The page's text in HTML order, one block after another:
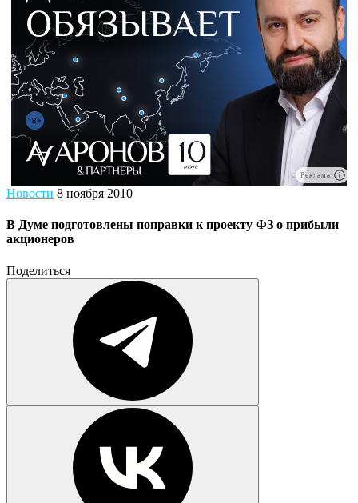
Реклама
Новости 8 ноября 2010
В Думе подготовлены поправки к проекту ФЗ о прибыли
акционеров
Поделиться